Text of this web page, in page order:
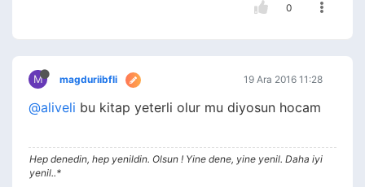
0
M magduriibfli 19 Ara 2016 11:28
@aliveli bu kitap yeterli olur mu diyosun hocam
Hep denedin, hep yenildin. Olsun ! Yine dene, yine yenil. Daha iyi
yenil..*